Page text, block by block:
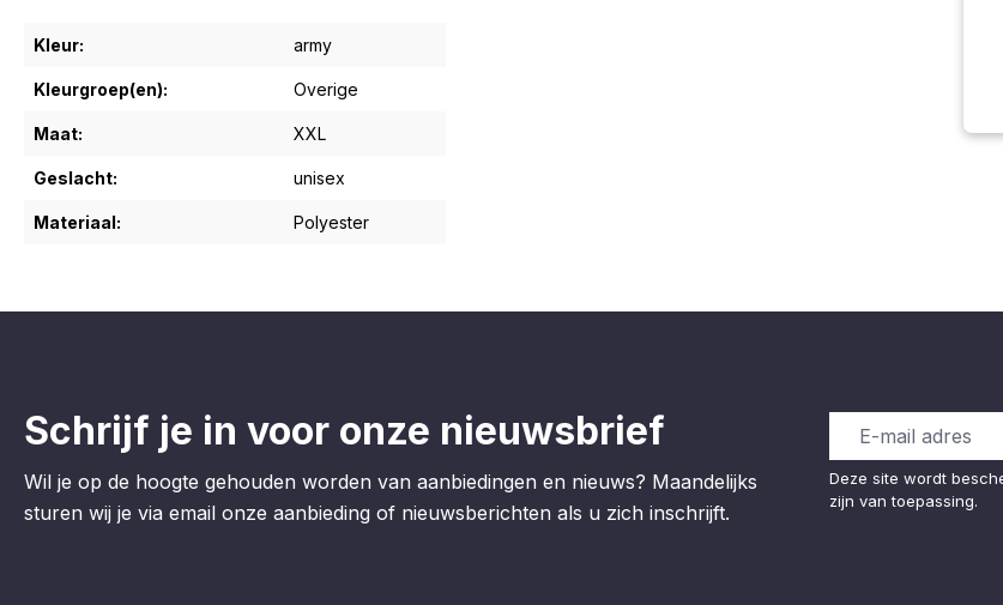
Kleur: army
Kleurgroep(en): Overige
Maat: XXL
Geslacht: unisex
Materiaal: Polyester
Schrijf je in voor onze nieuwsbrief
Wil je op de hoogte gehouden worden van aanbiedingen en nieuws? Maandelijks
sturen wij je via email onze aanbieding of nieuwsberichten als u zich inschrijft.
Deze site wordt
zijn van toepassing.